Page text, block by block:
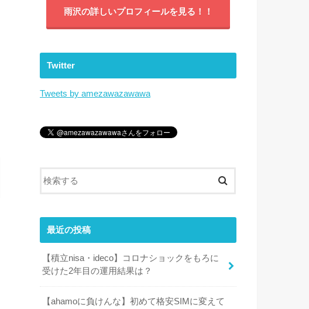
雨沢の詳しいプロフィールを見る！！
Twitter
Tweets by amezawazawawa
最近の投稿
【積立nisa・ideco】コロナショックをもろに
受けた2年目の運用結果は？
【ahamoに負けんな】初めて格安SIMに変えて